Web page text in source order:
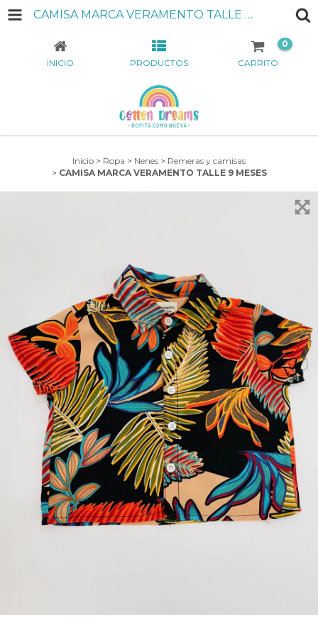
CAMISA MARCA VERAMENTO TALLE 9 MESES
INICIO PRODUCTOS CARRITO
0
Inicio > Ropa > Nenes > Remeras y camisas
> CAMISA MARCA VERAMENTO TALLE 9 MESES